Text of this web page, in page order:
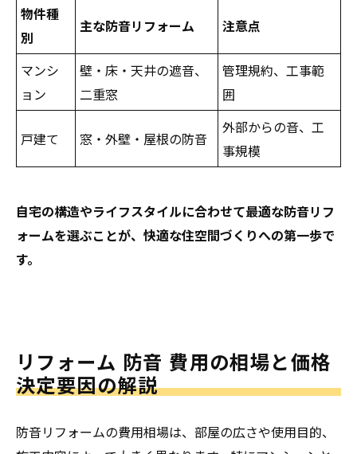
物件種
別
主な防音リフォーム 注意点
マンシ
ョン
壁・床・天井の遮音、
二重窓
管理規約、工事範
囲
戸建て 窓・外壁・屋根の防音
外部からの音、工
事規模
自宅の構造やライフスタイルに合わせて最適な防音リフ
ォームを選ぶことが、快適な住空間づくりへの第一歩で
す。
リフォーム 防音 費用の相場と価格
決定要因の解説
防音リフォームの費用相場は、部屋の広さや使用目的、